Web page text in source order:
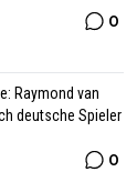
0
Raymond van
deutsche Spieler
0